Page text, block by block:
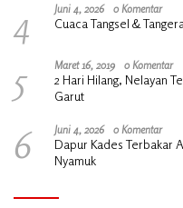
4 Juni 4, 2026 0 Komentar
Cuaca Tangsel &
5 Maret 16, 2019 0 Komentar
2 Hari Hilang, Nelayan
Garut
6 Juni 4, 2026 0 Komentar
Dapur Kades Terbakar
Nyamuk